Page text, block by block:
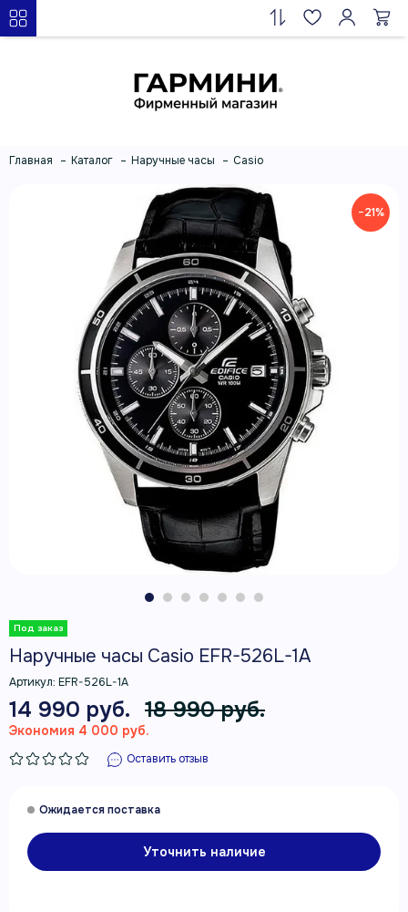
Главная Каталог Наручные часы Casio
−21%
Наручные часы Casio EFR-526L-1A
Артикул: EFR-526L-1A
14 990 руб. 18 990 руб.
Экономия 4 000 руб.
Оставить отзыв
Уточнить наличие